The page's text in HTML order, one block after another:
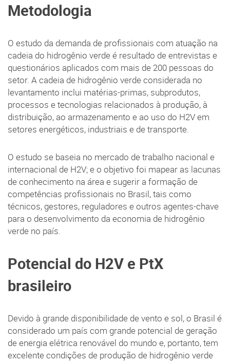
Metodologia
O estudo da demanda de profissionais com atuação na
cadeia do hidrogênio verde é resultado de entrevistas e
questionários aplicados com mais de 200 pessoas do
setor. A cadeia de hidrogênio verde considerada no
levantamento inclui matérias-primas, subprodutos,
processos e tecnologias relacionados à produção, à
distribuição, ao armazenamento e ao uso do H2V em
setores energéticos, industriais e de transporte.
O estudo se baseia no mercado de trabalho nacional e
internacional de H2V; e o objetivo foi mapear as lacunas
de conhecimento na área e sugerir a formação de
competências profissionais no Brasil, tais como
técnicos, gestores, reguladores e outros agentes-chave
para o desenvolvimento da economia de hidrogênio
verde no país.
Potencial do H2V e PtX
brasileiro
Devido à grande disponibilidade de vento e sol, o Brasil é
considerado um país com grande potencial de geração
de energia elétrica renovável do mundo e, portanto, tem
excelente condições de produção de hidrogênio verde